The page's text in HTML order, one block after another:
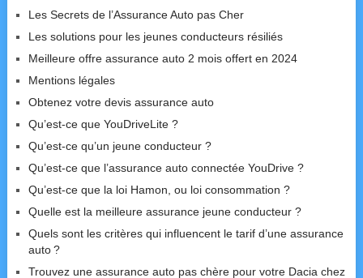
Les Secrets de l’Assurance Auto pas Cher
Les solutions pour les jeunes conducteurs résiliés
Meilleure offre assurance auto 2 mois offert en 2024
Mentions légales
Obtenez votre devis assurance auto
Qu’est-ce que YouDriveLite ?
Qu’est-ce qu’un jeune conducteur ?
Qu’est-ce que l’assurance auto connectée YouDrive ?
Qu’est-ce que la loi Hamon, ou loi consommation ?
Quelle est la meilleure assurance jeune conducteur ?
Quels sont les critères qui influencent le tarif d’une assurance
auto ?
Trouvez une assurance auto pas chère pour votre Dacia chez